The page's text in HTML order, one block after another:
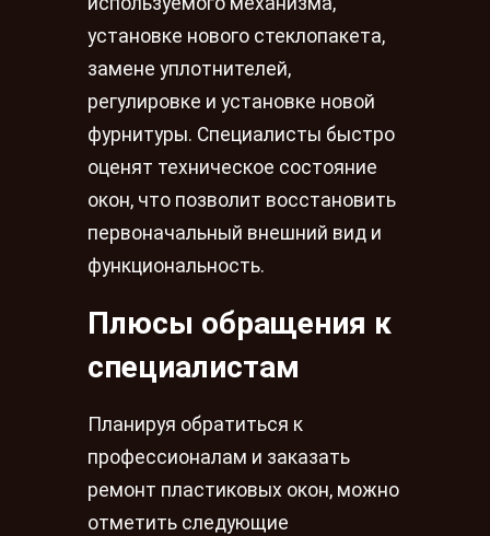
установке нового стеклопакета,
замене уплотнителей,
регулировке и установке новой
фурнитуры. Специалисты быстро
оценят техническое состояние
окон, что позволит восстановить
первоначальный внешний вид и
функциональность.
Плюсы обращения к
специалистам
Планируя обратиться к
профессионалам и заказать
ремонт пластиковых окон, можно
отметить следующие